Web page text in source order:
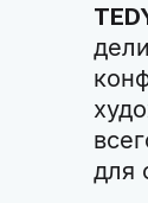
для